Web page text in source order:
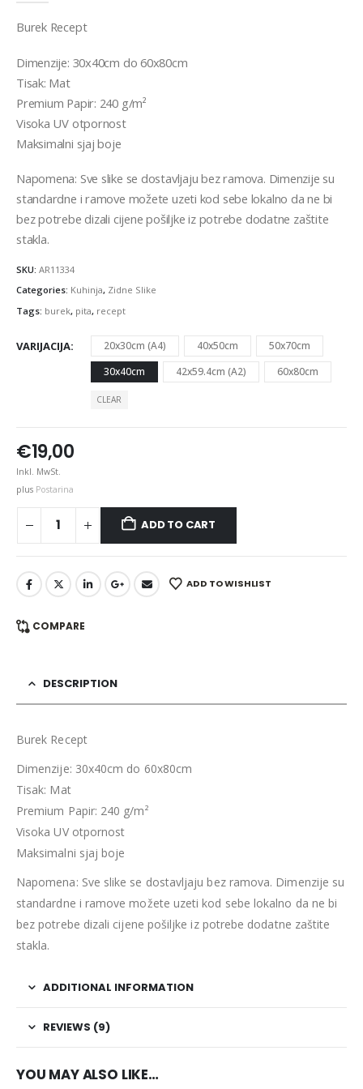
Burek Recept
Dimenzije: 30x40cm do 60x80cm
Tisak: Mat
Premium Papir: 240 g/m²
Visoka UV otpornost
Maksimalni sjaj boje
Napomena: Sve slike se dostavljaju bez ramova. Dimenzije su
standardne i ramove možete uzeti kod sebe lokalno da ne bi
bez potrebe dizali cijene pošiljke iz potrebe dodatne zaštite
stakla.
SKU: AR11334
Categories: Kuhinja, Zidne Slike
Tags: burek, pita, recept
VARIJACIJA 20x30cm (A4) 40x50cm
50x70cm
30x40cm
42x59.4cm (A2) 60x80cm
CLEAR
€19,00
Inkl. MwSt.
plus Postarina
ADD TO CART
ADD TO WISHLIST
COMPARE
DESCRIPTION
Burek Recept
Dimenzije: 30x40cm do 60x80cm
Tisak: Mat
Premium Papir: 240 g/m²
Visoka UV otpornost
Maksimalni sjaj boje
Napomena: Sve slike se dostavljaju bez ramova. Dimenzije su
standardne i ramove možete uzeti kod sebe lokalno da ne bi
bez potrebe dizali cijene pošiljke iz potrebe dodatne zaštite
stakla.
ADDITIONAL INFORMATION
REVIEWS (9)
YOU MAY ALSO LIKE…